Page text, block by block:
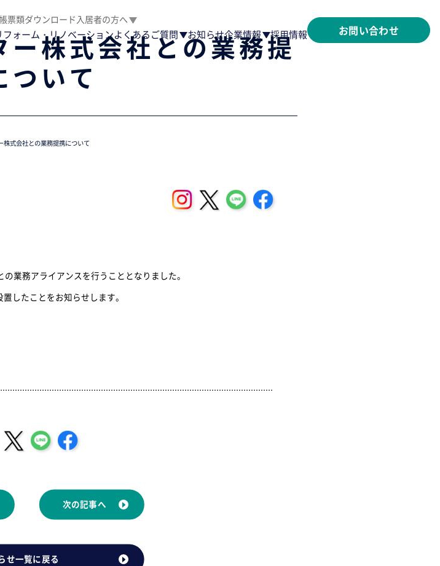
票類ダウンロード 入居者の方へ
フォーム・リノベーションよくあるご質問 お知らせ企業情報 採用情報 お問い合わせ
ー株式会社との業務提
ついて
株式会社との業務提携について
業務アライアンスを行うこととなりました。
したことをお知らせします。
次の記事へ
せ一覧に戻る